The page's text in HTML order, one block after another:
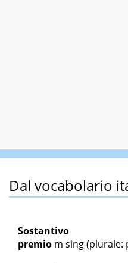
Dal vocabolario
Sostantivo
premio m sing(plurale: